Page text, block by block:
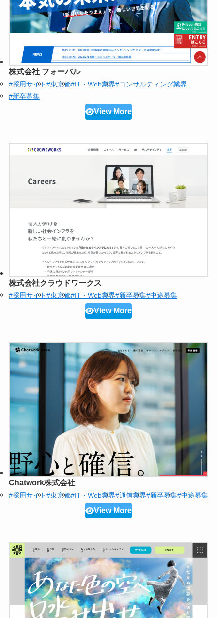
株式会社 フォーバル
#採用サイト#東京都#IT・Web業界#コンサルティング業界
#新卒募集
View More
株式会社クラウドワークス
#採用サイト#東京都#IT・Web業界#新卒募集#中途募集
View More
Chatwork株式会社
#採用サイト#東京都#IT・Web業界#通信業界#新卒募集#中途募集
View More